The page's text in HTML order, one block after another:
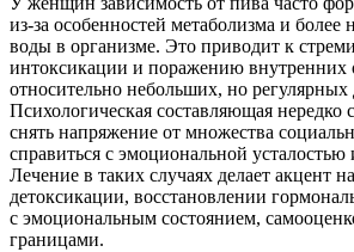
из-за особенностей метаболизма и более
воды в организме. Это приводит к
интоксикации и поражению внутренних
относительно небольших, но регулярных
Психологическая составляющая нередко
снять напряжение от множества
справиться с эмоциональной
Лечение в таких случаях делает акцент
детоксикации, восстановлении
с эмоциональным состоянием,
границами.